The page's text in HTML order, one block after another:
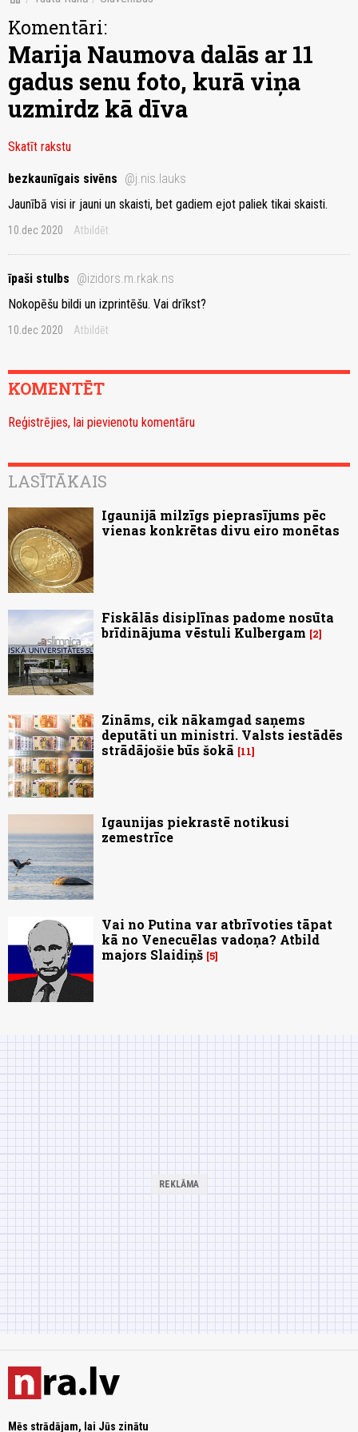
Komentāri:
Marija Naumova dalās ar 11
gadus senu foto, kurā viņa
uzmirdz kā dīva
Skatīt rakstu
bezkaunīgais sivēns @j.nis.lauks
Jaunībā visi ir jauni un skaisti, bet gadiem ejot paliek tikai skaisti.
10.dec 2020 Atbildēt
īpaši stulbs @izidors.m.rkak.ns
Nokopēšu bildi un izprintēšu. Vai drīkst?
10.dec 2020 Atbildēt
KOMENTĒT
Reģistrējies, lai pievienotu komentāru
LASĪTĀKAIS
Igaunijā milzīgs pieprasījums pēc
vienas konkrētas divu eiro monētas
Fiskālās disiplīnas padome nosūta
brīdinājuma vēstuli Kulbergam
2
Zināms, cik nākamgad saņems
deputāti un ministri. Valsts iestādēs
strādājošie būs šokā
11
Igaunijas piekrastē notikusi
zemestrīce
Vai no Putina var atbrīvoties tāpat
kā no Venecuēlas vadoņa? Atbild
majors Slaidiņš 5
Mēs strādājam, lai Jūs zinātu